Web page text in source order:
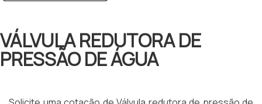
VÁLVULA REDUTORA DE
PRESSÃO DE ÁGUA